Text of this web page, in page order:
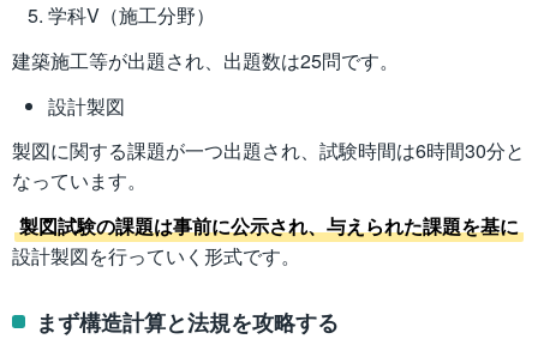
学科V（施工分野）
建築施工等が出題され、出題数は25問です。
設計製図
製図に関する課題が一つ出題され、試験時間は6時間30分と
なっています。
製図試験の課題は事前に公示され、与えられた課題を基に
設計製図を行っていく形式です。
まず構造計算と法規を攻略する